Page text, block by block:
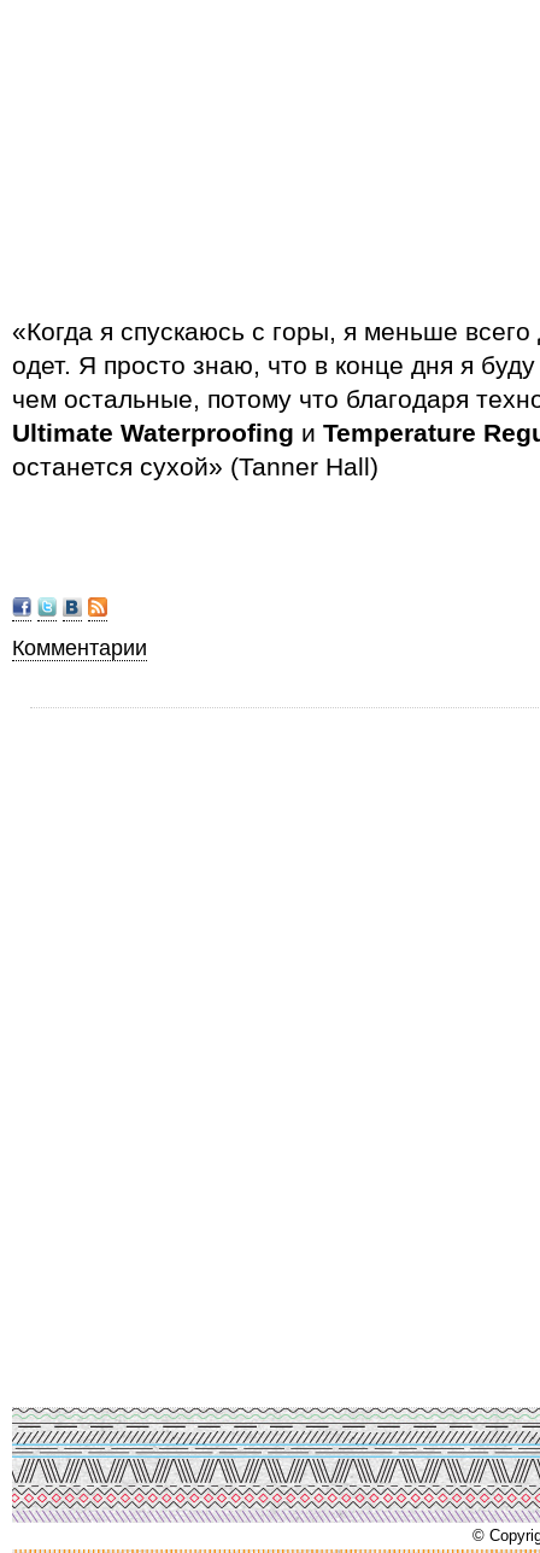
«Когда я спускаюсь с горы, я меньше
одет. Я просто знаю, что в конце дня я
чем остальные, потому что благодаря
Ultimate Waterproofing и Temperature
останется сухой» (Tanner Hall)
Комментарии
©